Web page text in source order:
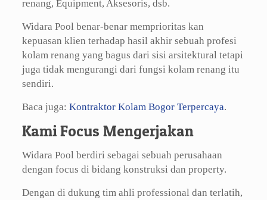
renang, Equipment, Aksesoris, dsb.
Widara Pool benar-benar memprioritas kan
kepuasan klien terhadap hasil akhir sebuah profesi
kolam renang yang bagus dari sisi arsitektural tetapi
juga tidak mengurangi dari fungsi kolam renang itu
sendiri.
Baca juga: Kontraktor Kolam Bogor Terpercaya.
Kami Focus Mengerjakan
Widara Pool berdiri sebagai sebuah perusahaan
dengan focus di bidang konstruksi dan property.
Dengan di dukung tim ahli professional dan terlatih,